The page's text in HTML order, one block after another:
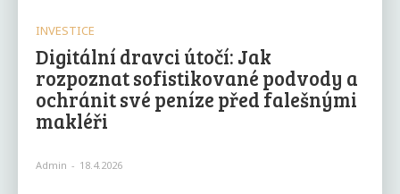
INVESTICE
Digitální dravci útočí: Jak
rozpoznat sofistikované podvody a
ochránit své peníze před falešnými
makléři
Admin - 18.4.2026